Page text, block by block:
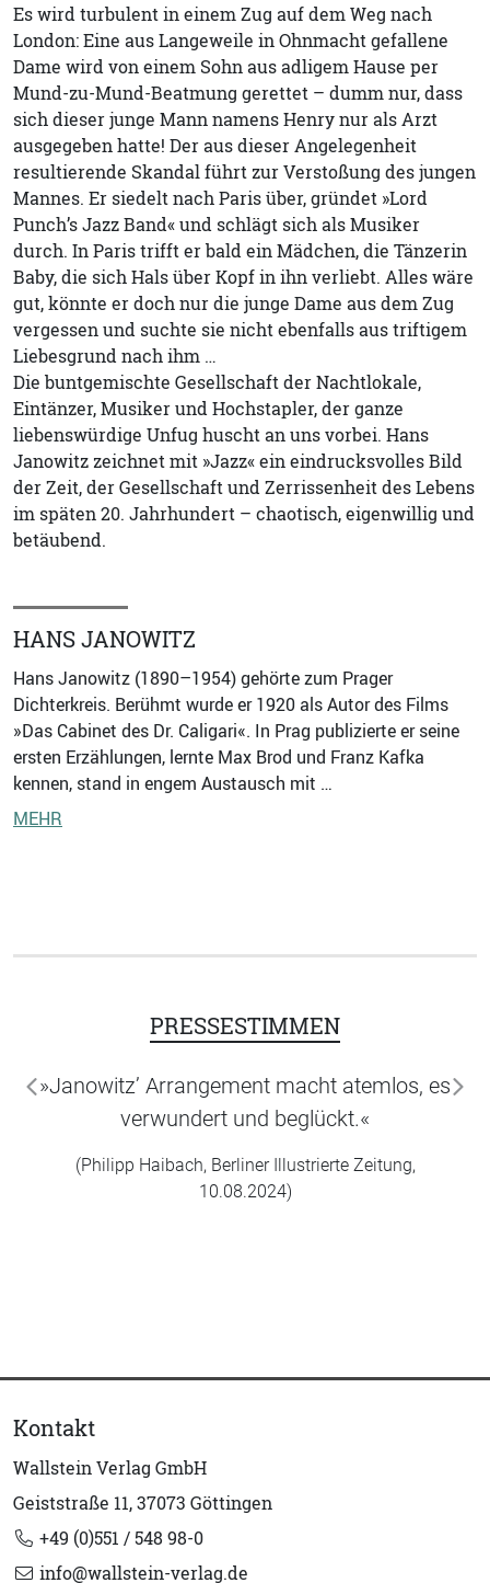
Es wird turbulent in einem Zug auf dem Weg nach
London: Eine aus Langeweile in Ohnmacht gefallene
Dame wird von einem Sohn aus adligem Hause per
Mund-zu-Mund-Beatmung gerettet – dumm nur, dass
sich dieser junge Mann namens Henry nur als Arzt
ausgegeben hatte! Der aus dieser Angelegenheit
resultierende Skandal führt zur Verstoßung des jungen
Mannes. Er siedelt nach Paris über, gründet »Lord
Punch’s Jazz Band« und schlägt sich als Musiker
durch. In Paris trifft er bald ein Mädchen, die Tänzerin
Baby, die sich Hals über Kopf in ihn verliebt. Alles wäre
gut, könnte er doch nur die junge Dame aus dem Zug
vergessen und suchte sie nicht ebenfalls aus triftigem
Liebesgrund nach ihm …
Die buntgemischte Gesellschaft der Nachtlokale,
Eintänzer, Musiker und Hochstapler, der ganze
liebenswürdige Unfug huscht an uns vorbei. Hans
Janowitz zeichnet mit »Jazz« ein eindrucksvolles Bild
der Zeit, der Gesellschaft und Zerrissenheit des Lebens
im späten 20. Jahrhundert – chaotisch, eigenwillig und
betäubend.
HANS JANOWITZ
Hans Janowitz (1890–1954) gehörte zum Prager
Dichterkreis. Berühmt wurde er 1920 als Autor des Films
»Das Cabinet des Dr. Caligari«. In Prag publizierte er seine
ersten Erzählungen, lernte Max Brod und Franz Kafka
kennen, stand in engem Austausch mit …
MEHR
PRESSESTIMMEN
»Janowitz’ Arrangement macht atemlos, es
verwundert und beglückt.«
(Philipp Haibach, Berliner Illustrierte Zeitung,
10.08.2024)
zurück
Kontakt
Wallstein Verlag GmbH
Geiststraße 11, 37073 Göttingen
+49 (0)551 / 548 98-0
info@wallstein-verlag.de